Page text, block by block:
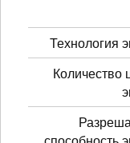
Технология
Количество